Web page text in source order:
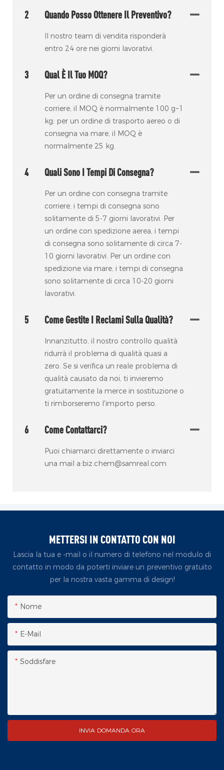
2 Quando Posso Ottenere Il Preventivo?
Il nostro team di vendita risponderà
entro 24 ore nei giorni lavorativi.
3 Qual È Il Tuo MOQ?
Per un ordine di consegna tramite
corriere, il MOQ è normalmente 100 g~1
kg; per un ordine di trasporto aereo o di
consegna via mare, il MOQ è
normalmente 25 kg.
4 Quali Sono I Tempi Di Consegna?
Per un ordine con consegna tramite
corriere, i tempi di consegna sono
solitamente di 5-7 giorni lavorativi. Per
un ordine con spedizione aerea, i tempi
di consegna sono solitamente di circa 7-
10 giorni lavorativi. Per un ordine con
spedizione via mare, i tempi di consegna
sono solitamente di circa 10-20 giorni
lavorativi.
5 Come Gestite I Reclami Sulla Qualità?
Innanzitutto, il nostro controllo qualità
ridurrà il problema di qualità quasi a
zero. Se si verifica un reale problema di
qualità causato da noi, ti invieremo
gratuitamente la merce in sostituzione o
ti rimborseremo l'importo perso.
6 Come Contattarci?
Puoi chiamarci direttamente o inviarci
una mail a:biz.chem@samreal.com
METTERSI IN CONTATTO CON NOI
Lascia la tua e -mail o il numero di telefono nel modulo di
contatto in modo da poterti inviare un preventivo gratuito
per la nostra vasta gamma di design!
Nome
E-Mail
Soddisfare
INVIA DOMANDA ORA